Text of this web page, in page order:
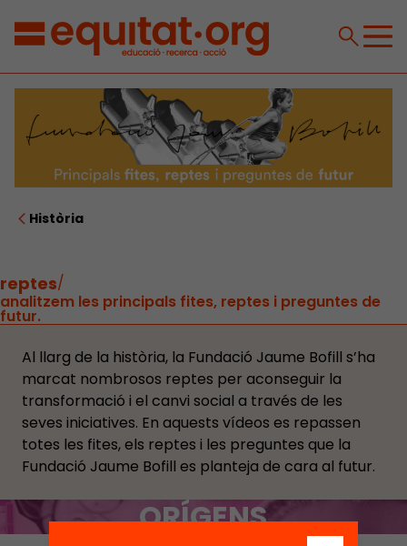
Història
reptes/
analitzem les principals fites, reptes i preguntes de
futur.
Al llarg de la història, la Fundació Jaume Bofill s’ha
marcat nombrosos reptes per aconseguir la
transformació i el canvi social a través de les
seves iniciatives. En aquests vídeos es repassen
totes les fites, els reptes i les preguntes que la
Fundació Jaume Bofill es planteja de cara al futur.
ORÍGENS